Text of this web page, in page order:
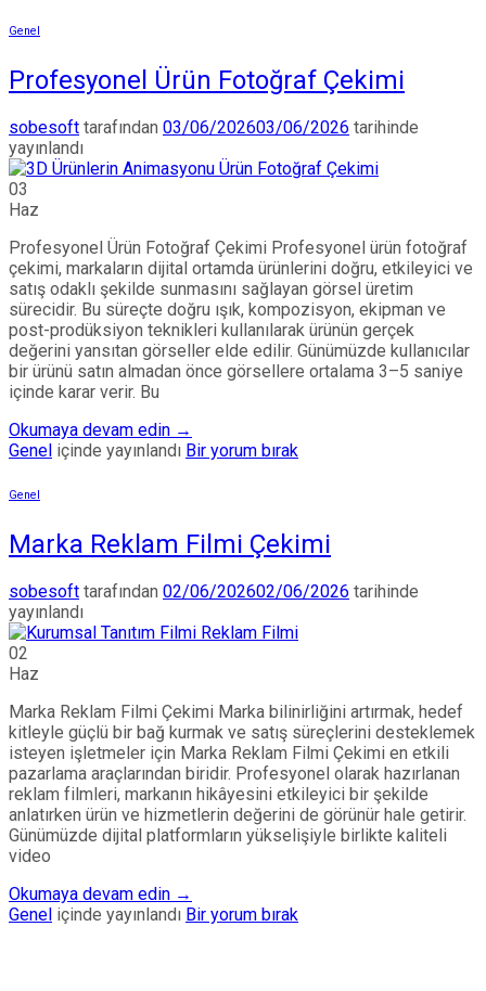
Genel
Profesyonel Ürün Fotoğraf Çekimi
sobesoft tarafından 03/06/202603/06/2026 tarihinde
yayınlandı
03
Haz
Profesyonel Ürün Fotoğraf Çekimi Profesyonel ürün fotoğraf
çekimi, markaların dijital ortamda ürünlerini doğru, etkileyici ve
satış odaklı şekilde sunmasını sağlayan görsel üretim
sürecidir. Bu süreçte doğru ışık, kompozisyon, ekipman ve
post-prodüksiyon teknikleri kullanılarak ürünün gerçek
değerini yansıtan görseller elde edilir. Günümüzde kullanıcılar
bir ürünü satın almadan önce görsellere ortalama 3–5 saniye
içinde karar verir. Bu
Okumaya devam edin →
Genel içinde yayınlandı Bir yorum bırak
Genel
Marka Reklam Filmi Çekimi
sobesoft tarafından 02/06/202602/06/2026 tarihinde
yayınlandı
02
Haz
Marka Reklam Filmi Çekimi Marka bilinirliğini artırmak, hedef
kitleyle güçlü bir bağ kurmak ve satış süreçlerini desteklemek
isteyen işletmeler için Marka Reklam Filmi Çekimi en etkili
pazarlama araçlarından biridir. Profesyonel olarak hazırlanan
reklam filmleri, markanın hikâyesini etkileyici bir şekilde
anlatırken ürün ve hizmetlerin değerini de görünür hale getirir.
Günümüzde dijital platformların yükselişiyle birlikte kaliteli
video
Okumaya devam edin →
Genel içinde yayınlandı Bir yorum bırak